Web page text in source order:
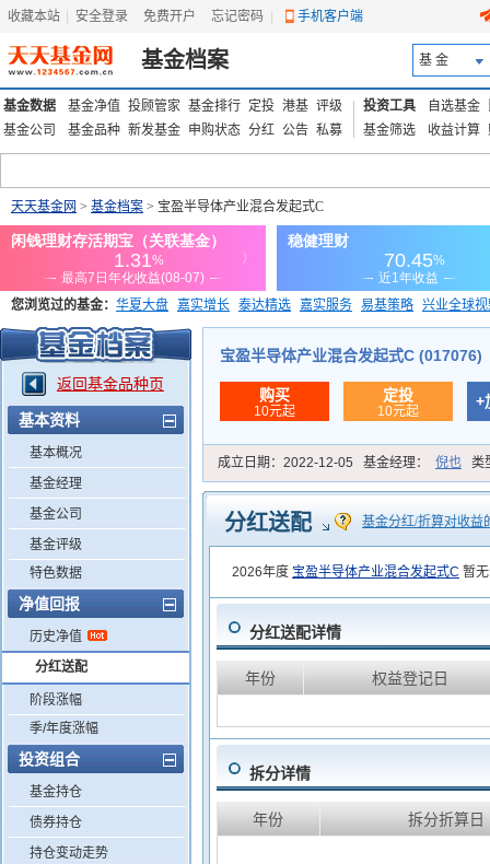
收藏本站 安全登录 免费开户 忘记密码 手机客户端
基金档案 基 金
基金数据 基金净值 投顾管家 基金排行 定投 港基 评级
基金公司
基金品种 新发基金 申购状态 分红 公告 私募
投资工具 自选基金
基金筛选
收益计算
天天基金网 > 基金档案 > 宝盈半导体产业混合发起式C
您浏览过的基金： 华夏大盘 嘉实增长 泰达精选 嘉实服务 易基策略 兴业全球
添富优势 华安宏利 上证180价值ETF
返回基金品种页
基本资料
基本概况
基金经理
基金公司
基金评级
特色数据
净值回报
历史净值
分红送配
阶段涨幅
季/年度涨幅
投资组合
基金持仓
债券持仓
持仓变动走势
宝盈半导体产业混合发起式C (017076)
购买
10元起
定投
10元起
+
成立日期： 2022-12-05 基金经理： 倪也 类
分红送配 基金分红/折算对收益
2026年度 宝盈半导体产业混合发起式C 暂
分红送配详情
年份 权益登记日
拆分详情
年份 拆分折算日